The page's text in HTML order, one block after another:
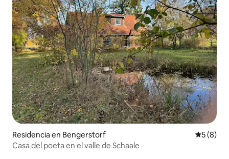
Residencia en Bengerstorf
5 (8)
Casa del poeta en el valle de Schaale